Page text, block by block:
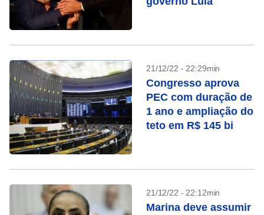
21/12/22 - 22:29min
Congresso aprova
PEC com duração de
1 ano e ampliação do
teto em R$ 145 bi
21/12/22 - 22:12min
Marina deve assumir